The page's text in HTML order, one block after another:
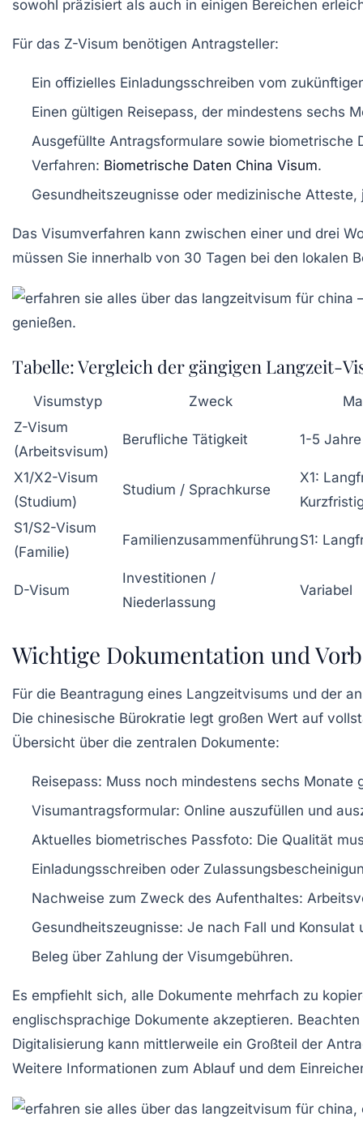
sowohl präzisiert als auch in einigen Bereichen
Für das Z-Visum benötigen Antragsteller:
Ein offizielles Einladungsschreiben vom
Einen gültigen Reisepass, der mindestens sechs
Ausgefüllte Antragsformulare sowie biometrische
Verfahren: Biometrische Daten China Visum.
Gesundheitszeugnisse oder medizinische
Das Visumverfahren kann zwischen einer und drei
müssen Sie innerhalb von 30 Tagen bei den lokalen
Tabelle: Vergleich der gängigen Langzeit-
Visumstyp Zweck
Z-Visum
(Arbeitsvisum)
Berufliche Tätigkeit 1-5
X1/X2-Visum
(Studium)
Studium / Sprachkurse
X1:
S1/S2-Visum
(Familie)
Familienzusammenführung S1:
D-Visum
Investitionen /
Niederlassung
Variabel
Wichtige Dokumentation und
Für die Beantragung eines Langzeitvisums und der
Die chinesische Bürokratie legt großen Wert auf
Übersicht über die zentralen Dokumente:
Reisepass: Muss noch mindestens sechs Monate
Visumantragsformular: Online auszufüllen und
Aktuelles biometrisches Passfoto: Die Qualität
Einladungsschreiben oder
Nachweise zum Zweck des Aufenthaltes:
Gesundheitszeugnisse: Je nach Fall und Konsulat
Beleg über Zahlung der Visumgebühren.
Es empfiehlt sich, alle Dokumente mehrfach zu
englischsprachige Dokumente akzeptieren.
Digitalisierung kann mittlerweile ein Großteil der
Weitere Informationen zum Ablauf und dem